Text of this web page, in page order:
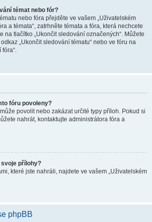
témat nebo fór?
nebo fóra přejděte ve vašem „Uživatelském
a témata“, zatrhněte témata a fóra, která nechcete
na tlačítko „Ukončit sledování označených“. Můžete
„Ukončit sledování tématu“ nebo ve fóru na
fóra“.
fóru povoleny?
povolit nebo zakázat určité typy příloh. Pokud si
nahrát, kontaktujte administrátora fóra a
přílohy?
které jste nahráli, najdete ve vašem „Uživatelském
phpBB